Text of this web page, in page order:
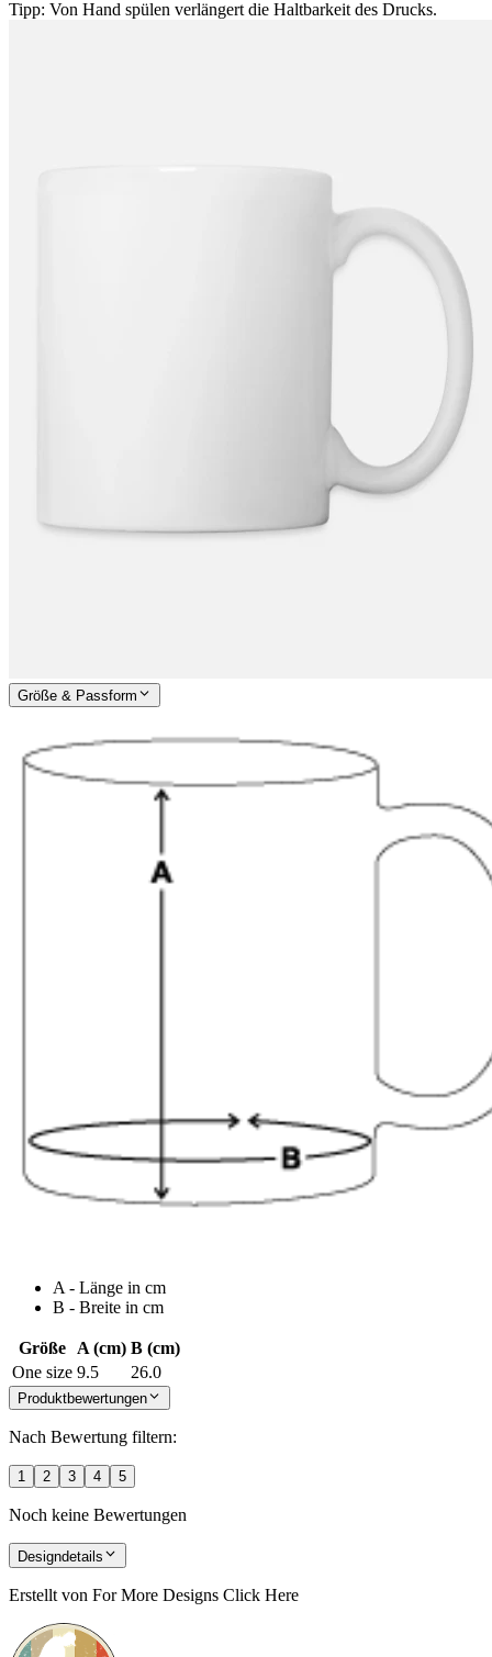
Tipp: Von Hand spülen verlängert die Haltbarkeit des Drucks.
Größe & Passform
A - Länge in cm
B - Breite in cm
Größe A (cm) B (cm)
One size 9.5 26.0
Produktbewertungen
Nach Bewertung filtern:
1 2 3 4 5
Noch keine Bewertungen
Designdetails
Erstellt von For More Designs Click Here